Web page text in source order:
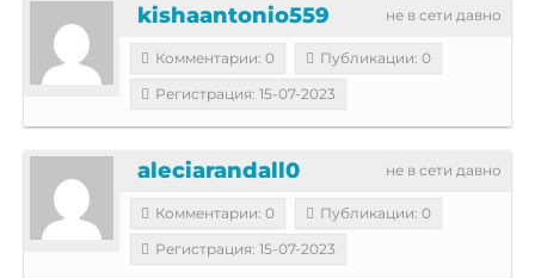
не в сети давно
kishaantonio559
Комментарии: 0
Публикации: 0
Регистрация: 15-07-2023
не в сети давно
aleciarandall0
Комментарии: 0
Публикации: 0
Регистрация: 15-07-2023